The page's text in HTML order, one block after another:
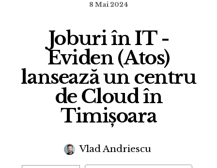
8 Mai 2024
Joburi în IT -
Eviden (Atos)
lansează un centru
de Cloud în
Timișoara
Vlad Andriescu